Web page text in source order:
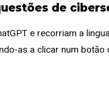
de
e recorriam a
as a clicar num botão